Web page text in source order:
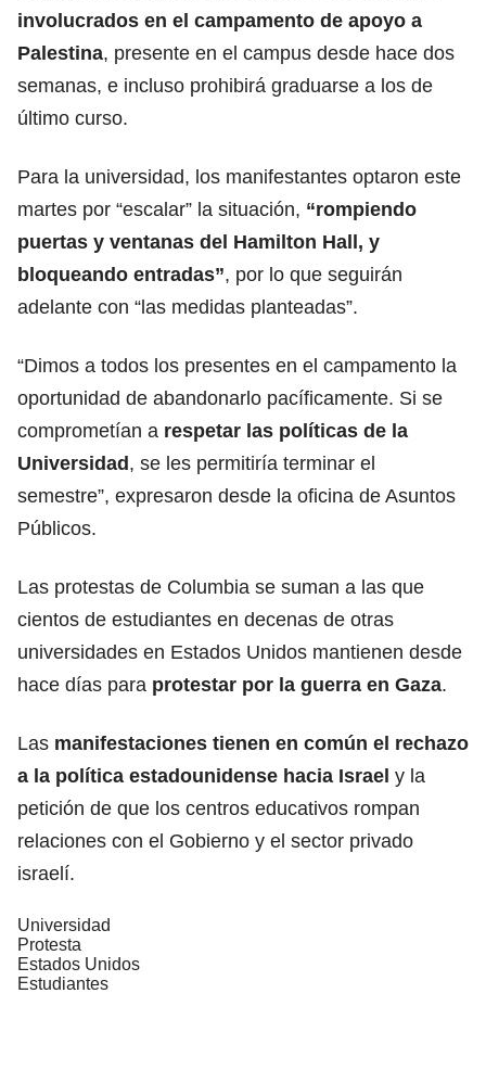
involucrados en el campamento de apoyo a
Palestina, presente en el campus desde hace dos
semanas, e incluso prohibirá graduarse a los de
último curso.
Para la universidad, los manifestantes optaron este
martes por “escalar” la situación, “rompiendo
puertas y ventanas del Hamilton Hall, y
bloqueando entradas”, por lo que seguirán
adelante con “las medidas planteadas”.
“Dimos a todos los presentes en el campamento la
oportunidad de abandonarlo pacíficamente. Si se
comprometían a respetar las políticas de la
Universidad, se les permitiría terminar el
semestre”, expresaron desde la oficina de Asuntos
Públicos.
Las protestas de Columbia se suman a las que
cientos de estudiantes en decenas de otras
universidades en Estados Unidos mantienen desde
hace días para protestar por la guerra en Gaza.
Las manifestaciones tienen en común el rechazo
a la política estadounidense hacia Israel y la
petición de que los centros educativos rompan
relaciones con el Gobierno y el sector privado
israelí.
Universidad
Protesta
Estados Unidos
Estudiantes